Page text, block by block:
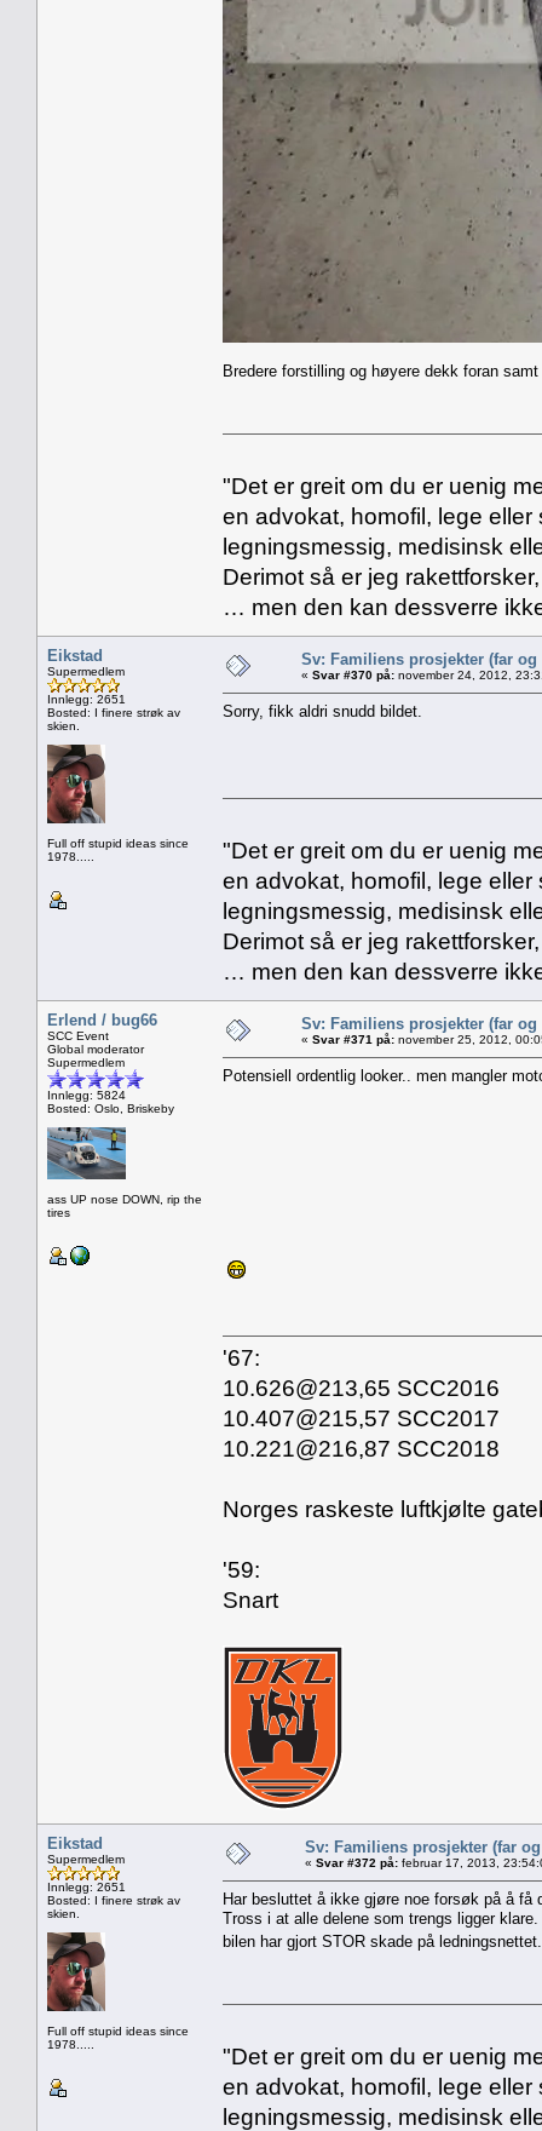
Bredere forstilling og høyere dekk foran
"Det er greit om du er uenig
en advokat, homofil, lege
legningsmessig, medisinsk
Derimot så er jeg
… men den kan dessverre
Eikstad
Supermedlem
Innlegg: 2651
Bosted: I finere strøk av
skien.
Full off stupid ideas since
1978.....
Sv: Familiens prosjekter (far og
« Svar #370 på: november 24, 2012,
Sorry, fikk aldri snudd bildet.
"Det er greit om du er uenig
en advokat, homofil, lege
legningsmessig, medisinsk
Derimot så er jeg
… men den kan dessverre
Erlend / bug66
SCC Event
Global moderator
Supermedlem
Innlegg: 5824
Bosted: Oslo, Briskeby
ass UP nose DOWN, rip the
tires
Sv: Familiens prosjekter (far og
« Svar #371 på: november 25, 2012,
Potensiell ordentlig looker.. men mangler
'67:
10.626@213,65 SCC2016
10.407@215,57 SCC2017
10.221@216,87 SCC2018
Norges raskeste luftkjølte
'59:
Snart
Eikstad
Supermedlem
Innlegg: 2651
Bosted: I finere strøk av
skien.
Full off stupid ideas since
1978.....
Sv: Familiens prosjekter (far
« Svar #372 på: februar 17, 2013,
Har besluttet å ikke gjøre noe forsøk på å få
Tross i at alle delene som trengs ligger
bilen har gjort STOR skade på
"Det er greit om du er uenig
en advokat, homofil, lege
legningsmessig, medisinsk